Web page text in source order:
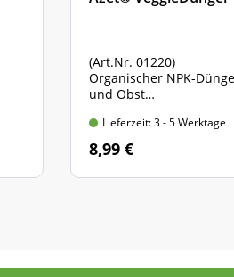
(Art.Nr. 01220)
Organischer NPK-
und Obst
Rohstoffe
750 gr.
Lieferzeit: 3 - 5 Werktage
8,99 €